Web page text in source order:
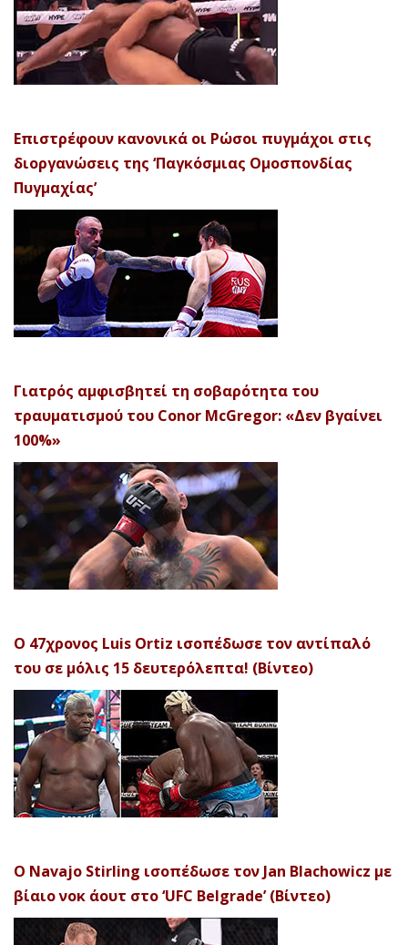
Επιστρέφουν κανονικά οι Ρώσοι πυγμάχοι στις
διοργανώσεις της ‘Παγκόσμιας Ομοσπονδίας
Πυγμαχίας’
Γιατρός αμφισβητεί τη σοβαρότητα του
τραυματισμού του Conor McGregor: «Δεν βγαίνει
100%»
Ο 47χρονος Luis Ortiz ισοπέδωσε τον αντίπαλό
του σε μόλις 15 δευτερόλεπτα! (Βίντεο)
Ο Navajo Stirling ισοπέδωσε τον Jan Blachowicz με
βίαιο νοκ άουτ στο ‘UFC Belgrade’ (Βίντεο)